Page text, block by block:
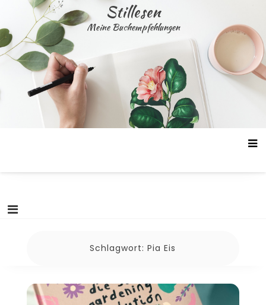
content
Stillesen
Meine Buchempfehlungen
Schlagwort:Pia Eis